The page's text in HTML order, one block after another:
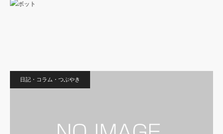
日記・コラム・つぶやき